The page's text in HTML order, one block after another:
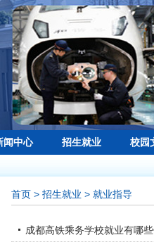
闻中心 招生就业 校园
首页 > 招生就业 > 就业指导
成都高铁乘务学校就业有哪